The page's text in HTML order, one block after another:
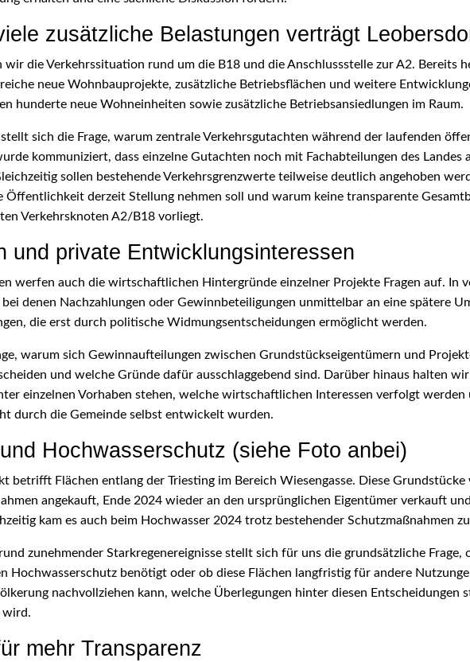
zusätzliche Belastungen verträgt
wir die Verkehrssituation rund um die B18 und die Anschlussstelle zur A2. Bereits
neue Wohnbauprojekte, zusätzliche Betriebsflächen und weitere
hunderte neue Wohneinheiten sowie zusätzliche Betriebsansiedlungen im Raum.
sich die Frage, warum zentrale Verkehrsgutachten während der laufenden
kommuniziert, dass einzelne Gutachten noch mit Fachabteilungen des
sollen bestehende Verkehrsgrenzwerte teilweise deutlich angehoben
Öffentlichkeit derzeit Stellung nehmen soll und warum keine transparente
Verkehrsknoten A2/B18 vorliegt.
und private Entwicklungsinteressen
werfen auch die wirtschaftlichen Hintergründe einzelner Projekte Fragen auf. In
denen Nachzahlungen oder Gewinnbeteiligungen unmittelbar an eine spätere
die erst durch politische Widmungsentscheidungen ermöglicht werden.
warum sich Gewinnaufteilungen zwischen Grundstückseigentümern und
und welche Gründe dafür ausschlaggebend sind. Darüber hinaus halten
einzelnen Vorhaben stehen, welche wirtschaftlichen Interessen verfolgt
durch die Gemeinde selbst entwickelt wurden.
Hochwasserschutz (siehe Foto anbei)
betrifft Flächen entlang der Triesting im Bereich Wiesengasse. Diese
angekauft, Ende 2024 wieder an den ursprünglichen Eigentümer verkauft
kam es auch beim Hochwasser 2024 trotz bestehender Schutzmaßnahmen
zunehmender Starkregenereignisse stellt sich für uns die grundsätzliche
Hochwasserschutz benötigt oder ob diese Flächen langfristig für andere
nachvollziehen kann, welche Überlegungen hinter diesen Entscheidungen
wird.
mehr Transparenz